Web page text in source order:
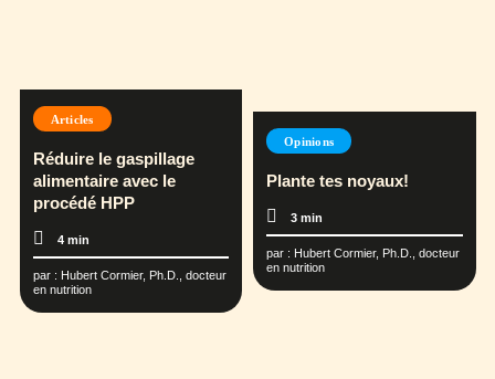
Articles
Réduire le gaspillage
alimentaire avec le
procédé HPP
4 min
par : Hubert Cormier, Ph.D., docteur
en nutrition
Opinions
Plante tes noyaux!
3 min
par : Hubert Cormier, Ph.D., docteur
en nutrition